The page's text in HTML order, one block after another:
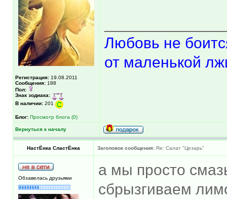
Регистрация: 19.08.2011
Сообщения: 188
Пол:
Знак зодиака:
В наличии: 201
Блог: Просмотр блога (0)
Любовь не
от маленькой
Вернуться к началу
НастЁнка СластЁнка Заголовок сообщения: Re: Салат "Цезарь"
Обзавелась друзьями
а мы просто
сбрызгиваем